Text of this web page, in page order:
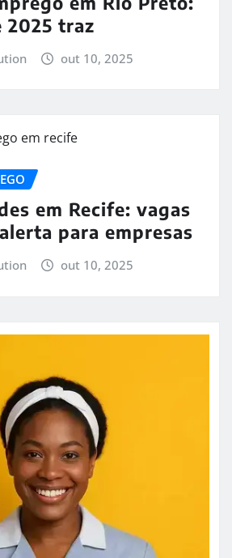
2025 traz
out 10, 2025
em Recife: vagas
para empresas
out 10, 2025